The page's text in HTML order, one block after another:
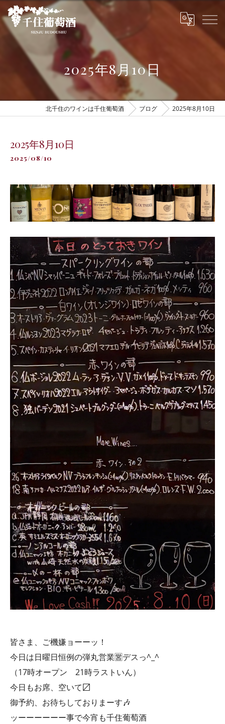
2025年8月10日
北千住のワインは千住葡萄酒 ブログ 2025年8月10日
2025年8月10日
2025/08/10
皆さま、ご機嫌ョーーッ！
今日は日曜日恒例の弾丸営業🈺デスっ^_^
（17時オープン 21時ラストいん）
今日もお席、空いて〼
御予約、お待ちしておりまーす🎶
ッーーーーーー事で今宵も千住葡萄酒